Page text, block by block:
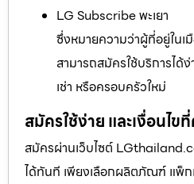
LG Subscribe พะเยา
ซึ่งหมายความว่าผู้ที่อยู่ใน
สามารถสมัครใช้บริการได้
เช่า หรือครอบครัวใหม่
สมัครใช้ง่าย และเงื่อนไข
สมัครผ่านเว็บไซต์
ได้ทันที เพียงเลือกผลิตภัณฑ์ แพ็